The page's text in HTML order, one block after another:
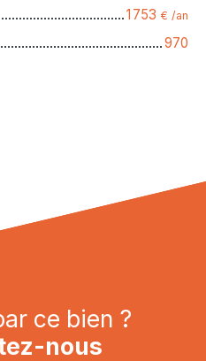
1 753 € /an
970
ce bien ?
nous